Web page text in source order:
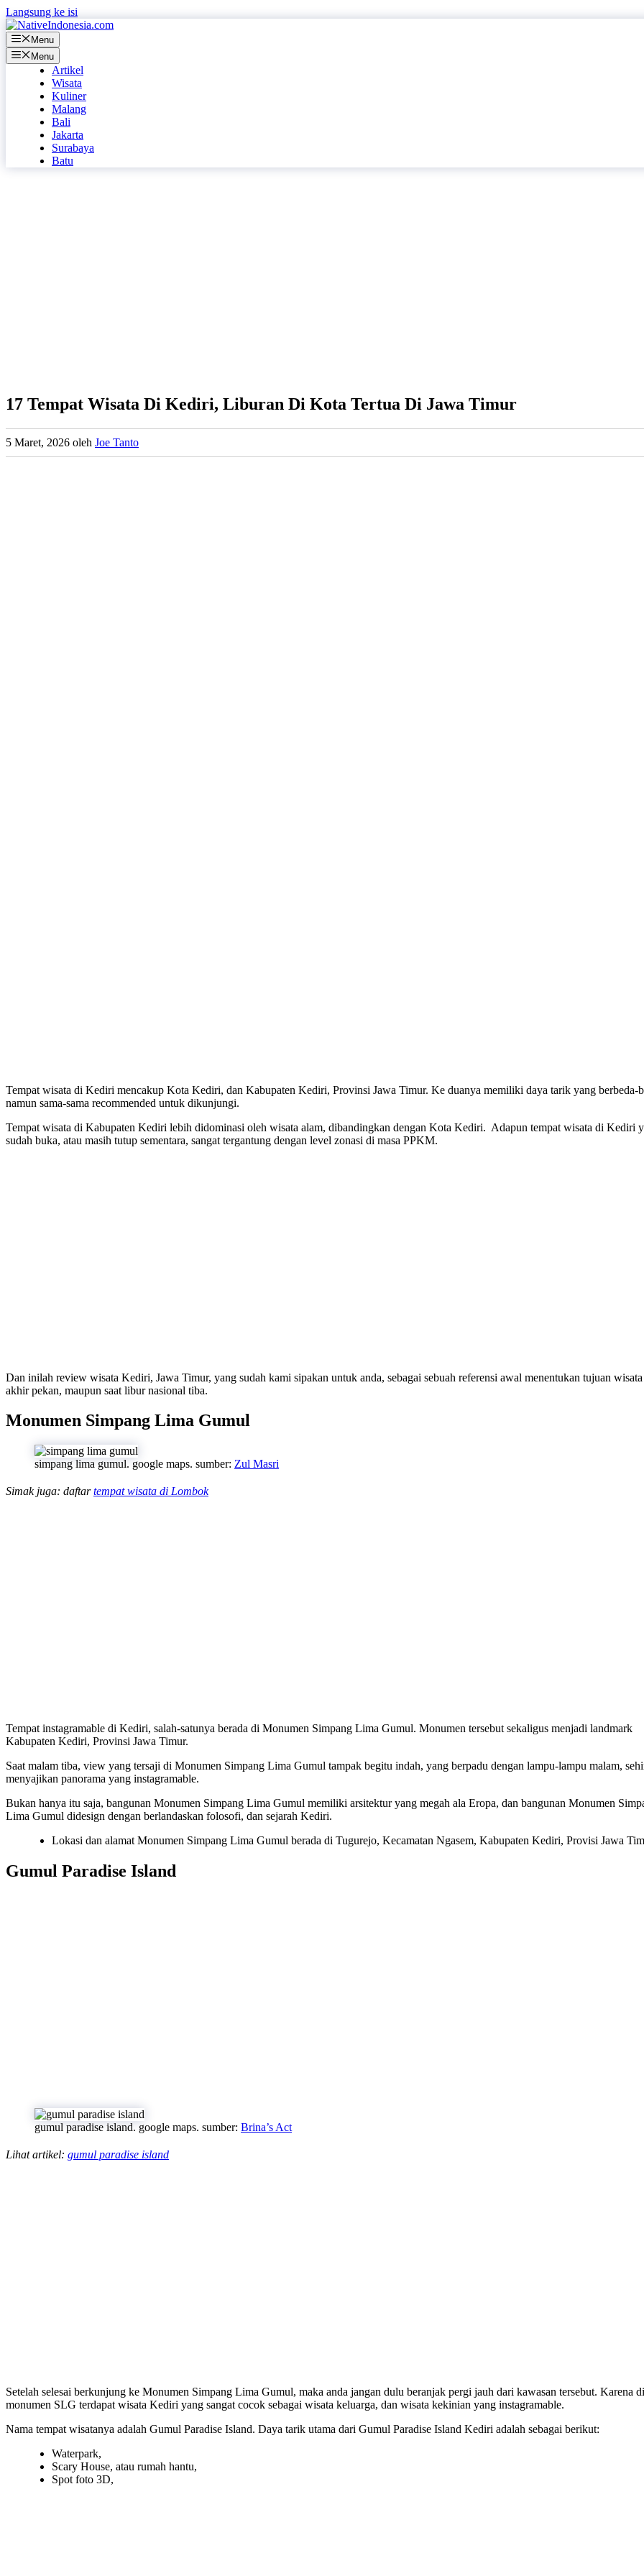
Langsung ke isi
Menu
Menu
Artikel
Wisata
Kuliner
Malang
Bali
Jakarta
Surabaya
Batu
17 Tempat Wisata Di Kediri, Liburan Di Kota Tertua Di Jawa Timur
5 Maret, 2026 oleh Joe Tanto
Tempat wisata di Kediri mencakup Kota Kediri, dan Kabupaten Kediri, Provinsi Jawa Timur. Ke duanya memiliki daya tarik yang berbeda-
namun sama-sama recommended untuk dikunjungi.
Tempat wisata di Kabupaten Kediri lebih didominasi oleh wisata alam, dibandingkan dengan Kota Kediri. Adapun tempat wisata di Kediri
sudah buka, atau masih tutup sementara, sangat tergantung dengan level zonasi di masa PPKM.
Dan inilah review wisata Kediri, Jawa Timur, yang sudah kami sipakan untuk anda, sebagai sebuah referensi awal menentukan tujuan wisata
akhir pekan, maupun saat libur nasional tiba.
Monumen Simpang Lima Gumul
simpang lima gumul. google maps. sumber: Zul Masri
Simak juga: daftartempat wisata di Lombok
Tempat instagramable di Kediri, salah-satunya berada di Monumen Simpang Lima Gumul. Monumen tersebut sekaligus menjadi landmark
Kabupaten Kediri, Provinsi Jawa Timur.
Saat malam tiba, view yang tersaji di Monumen Simpang Lima Gumul tampak begitu indah, yang berpadu dengan lampu-lampu malam,
menyajikan panorama yang instagramable.
Bukan hanya itu saja, bangunan Monumen Simpang Lima Gumul memiliki arsitektur yang megah ala Eropa, dan bangunan Monumen
Lima Gumul didesign dengan berlandaskan folosofi, dan sejarah Kediri.
Lokasi dan alamat Monumen Simpang Lima Gumul berada di Tugurejo, Kecamatan Ngasem, Kabupaten Kediri, Provisi Jawa
Gumul Paradise Island
gumul paradise island. google maps. sumber: Brina’s Act
Lihat artikel: gumul paradise island
Setelah selesai berkunjung ke Monumen Simpang Lima Gumul, maka anda jangan dulu beranjak pergi jauh dari kawasan tersebut. Karena
monumen SLG terdapat wisata Kediri yang sangat cocok sebagai wisata keluarga, dan wisata kekinian yang instagramable.
Nama tempat wisatanya adalah Gumul Paradise Island. Daya tarik utama dari Gumul Paradise Island Kediri adalah sebagai berikut:
Waterpark,
Scary House, atau rumah hantu,
Spot foto 3D,